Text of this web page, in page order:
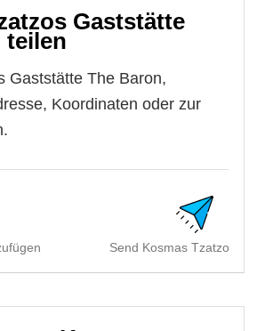
Gaststätte
teilen
Gaststätte The Baron,
Koordinaten oder zur
Send Kosmas Tzatzos